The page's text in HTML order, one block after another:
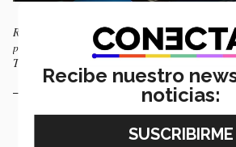
Rodríguez, compartiendo con Leonardo y Diana
pensamiento sistémico para el desarrollo de su
Tellez.
Recibe nuestro
noticias: